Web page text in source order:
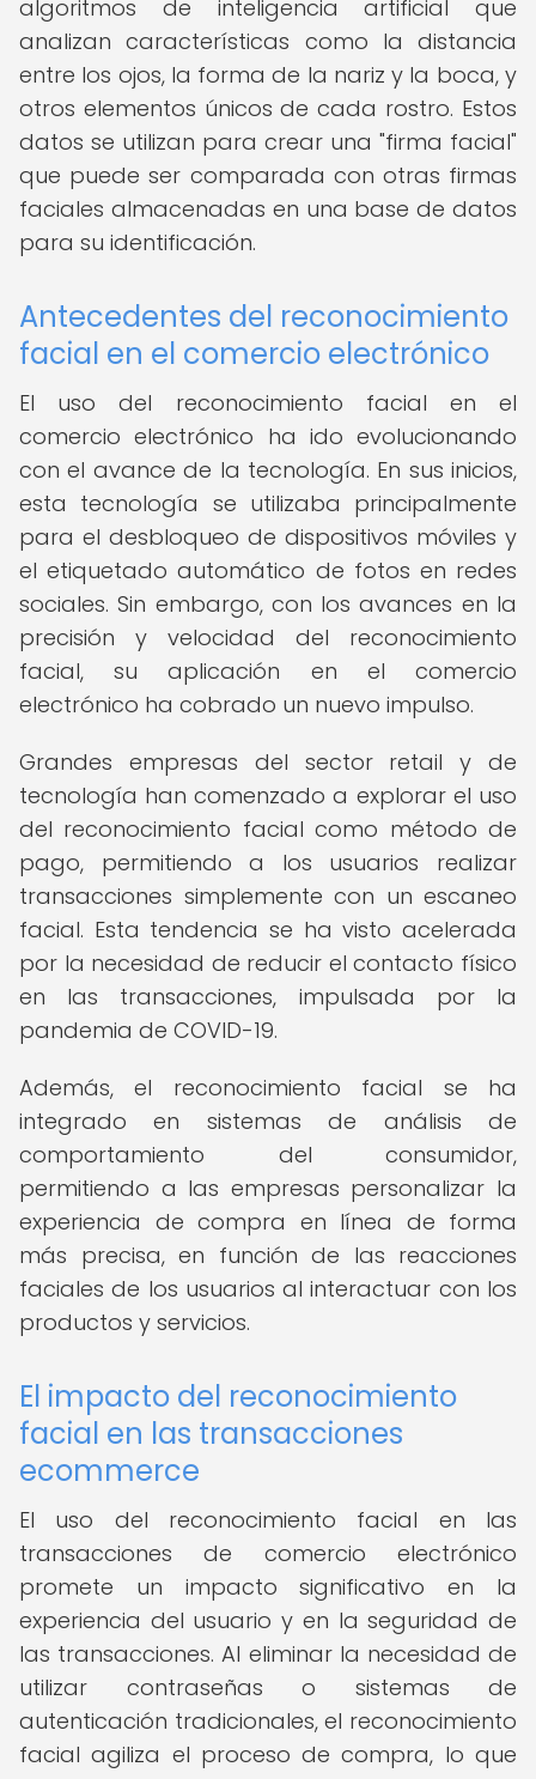
algoritmos de inteligencia artificial que
analizan características como la distancia
entre los ojos, la forma de la nariz y la boca, y
otros elementos únicos de cada rostro. Estos
datos se utilizan para crear una "firma facial"
que puede ser comparada con otras firmas
faciales almacenadas en una base de datos
para su identificación.
Antecedentes del reconocimiento
facial en el comercio electrónico
El uso del reconocimiento facial en el
comercio electrónico ha ido evolucionando
con el avance de la tecnología. En sus inicios,
esta tecnología se utilizaba principalmente
para el desbloqueo de dispositivos móviles y
el etiquetado automático de fotos en redes
sociales. Sin embargo, con los avances en la
precisión y velocidad del reconocimiento
facial, su aplicación en el comercio
electrónico ha cobrado un nuevo impulso.
Grandes empresas del sector retail y de
tecnología han comenzado a explorar el uso
del reconocimiento facial como método de
pago, permitiendo a los usuarios realizar
transacciones simplemente con un escaneo
facial. Esta tendencia se ha visto acelerada
por la necesidad de reducir el contacto físico
en las transacciones, impulsada por la
pandemia de COVID-19.
Además, el reconocimiento facial se ha
integrado en sistemas de análisis de
comportamiento del consumidor,
permitiendo a las empresas personalizar la
experiencia de compra en línea de forma
más precisa, en función de las reacciones
faciales de los usuarios al interactuar con los
productos y servicios.
El impacto del reconocimiento
facial en las transacciones
ecommerce
El uso del reconocimiento facial en las
transacciones de comercio electrónico
promete un impacto significativo en la
experiencia del usuario y en la seguridad de
las transacciones. Al eliminar la necesidad de
utilizar contraseñas o sistemas de
autenticación tradicionales, el reconocimiento
facial agiliza el proceso de compra, lo que